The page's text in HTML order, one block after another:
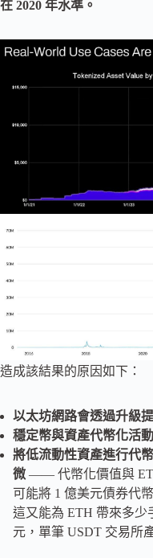
在 2020 年水準。
造成該結果的原因如下：
以太坊網路會透過升級
穩定幣與資產代幣化活
將低流動性資產進行代
微 —— 代幣化價值與
可能將 1 億美元債券代
這又能為 ETH 帶來多少
元，單筆 USDT 交易所